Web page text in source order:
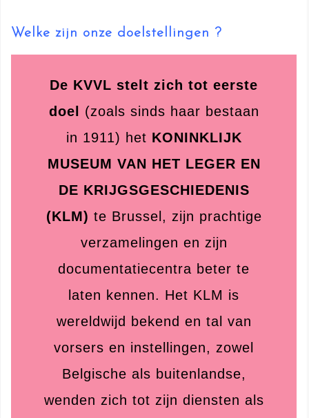
Welke zijn onze doelstellingen ?
De KVVL stelt zich tot eerste
doel
(zoals sinds haar bestaan
in 1911) het KONINKLIJK
MUSEUM VAN HET LEGER EN
DE KRIJGSGESCHIEDENIS
(KLM) te Brussel, zijn prachtige
verzamelingen en zijn
documentatiecentra beter te
laten kennen. Het KLM is
wereldwijd bekend en tal van
vorsers en instellingen, zowel
Belgische als buitenlandse,
wenden zich tot zijn diensten als